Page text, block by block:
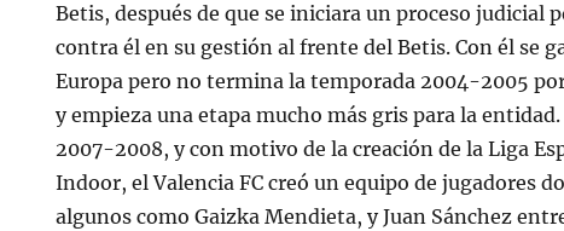
Betis, después de que se iniciara un proceso judicial
contra él en su gestión al frente del Betis. Con él se
Europa pero no termina la temporada 2004-2005
y empieza una etapa mucho más gris para la
2007-2008, y con motivo de la creación de la Liga
Indoor, el Valencia FC creó un equipo de jugadores
algunos como Gaizka Mendieta, y Juan Sánchez